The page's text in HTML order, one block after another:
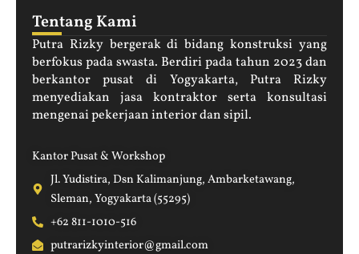
Tentang Kami
Putra Rizky bergerak di bidang konstruksi yang
berfokus pada swasta. Berdiri pada tahun 2023 dan
berkantor pusat di Yogyakarta, Putra Rizky
menyediakan jasa kontraktor serta konsultasi
mengenai pekerjaan interior dan sipil.
Kantor Pusat & Workshop
Jl. Yudistira, Dsn Kalimanjung, Ambarketawang,
Sleman, Yogyakarta (55295)
+62 811-1010-516
putrarizkyinterior@gmail.com